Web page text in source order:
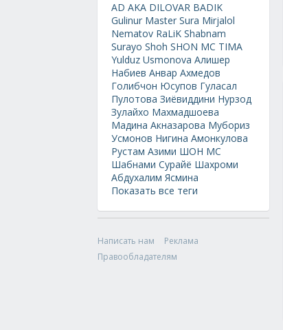
AD AKA DILOVAR BADIK
Gulinur Master Sura Mirjalol
Nematov RaLiK Shabnam
Surayo Shoh SHON MC TIMA
Yulduz Usmonova Алишер
Набиев Анвар Ахмедов
Голибчон Юсупов Гуласал
Пулотова Зиёвиддини Нурзод
Зулайхо Махмадшоева
Мадина Акназарова Мубориз
Усмонов Нигина Амонкулова
Рустам Азими ШОН МС
Шабнами Сурайё Шахроми
Абдухалим Ясмина
Показать все теги
Написать нам
Реклама
Правообладателям